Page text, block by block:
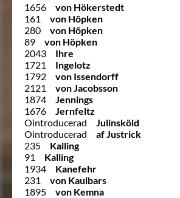
1656
von Hökerstedt
161
von Höpken
280
von Höpken
89
von Höpken
2043
Ihre
1721
Ingelotz
1792
von Issendorff
2121
von Jacobsson
1874
Jennings
1676
Jernfeltz
Ointroducerad
Julinsköld
Ointroducerad
af Justrick
235
Kalling
91
Kalling
1934
Kanefehr
231
von Kaulbars
1895
von Kemna